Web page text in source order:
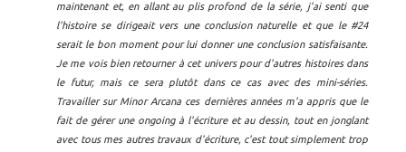
maintenant et, en allant au plis profond de la série, j'ai senti que
l'histoire se dirigeait vers une conclusion naturelle et que le #24
serait le bon moment pour lui donner une conclusion satisfaisante.
Je me vois bien retourner à cet univers pour d'autres histoires dans
le futur, mais ce sera plutôt dans ce cas avec des mini-séries.
Travailler sur Minor Arcana ces dernières années m'a appris que le
fait de gérer une ongoing à l'écriture et au dessin, tout en jonglant
avec tous mes autres travaux d'écriture, c'est tout simplement trop